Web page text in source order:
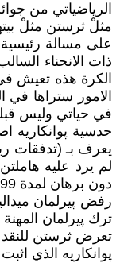
الرياضياتي من
مثلْ ثرستن مثلْ
على مسالة رئيسية
ذات الانحناء
الكرة هذه تعيش
الامور ستراها
في حياتي وليس
يعرف بـ (تدفقات
لم يرد عليه
دون برهان لمدة 99 عام.
رفض پيرلمان
ترك پيرلمان المهنة
تعرض ثرستن للنقد
پوانكاريه الذي